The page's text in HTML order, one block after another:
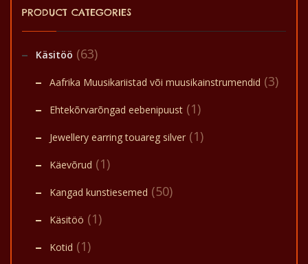
PRODUCT CATEGORIES
Käsitöö (63)
Aafrika Muusikariistad või muusikainstrumendid (3)
Ehtekõrvarõngad eebenipuust (1)
Jewellery earring touareg silver (1)
Käevõrud (1)
Kangad kunstiesemed (50)
Käsitöö (1)
Kotid (1)